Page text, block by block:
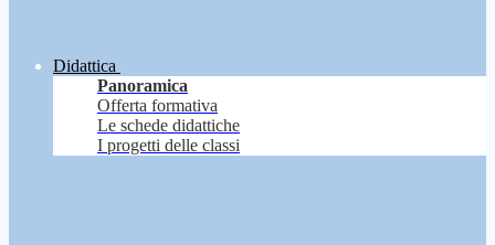
Didattica
Panoramica
Offerta formativa
Le schede didattiche
I progetti delle classi